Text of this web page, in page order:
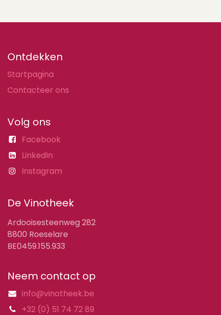
Ontdekken
Startpagina
Contacteer ons
Volg ons
Facebook
LinkedIn
Instagram
De Vinotheek
Ardooisesteenweg 282
8800 Roeselare
BE0459.155.933
Neem contact op
info@vinotheek.be
+32 (0) 51 74 72 89